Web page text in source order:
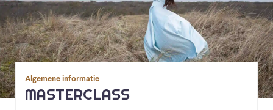
Algemene informatie
MASTERCLASS